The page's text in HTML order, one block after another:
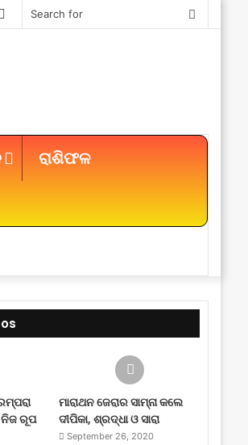
Search
Instagram
ରାଶିଫଳ
ନିଜ ରୂପ
ମାରାଥନ ଜେରାର ସାମ୍ନା କଲେ
ଦୀପିକା, ଶ୍ରଦ୍ଧା ଓ ସାରା
September 26, 2020